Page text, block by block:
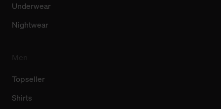
Underwear
Nightwear
Topseller
Shirts